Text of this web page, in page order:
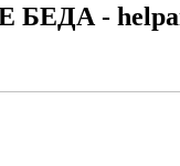
БЕДА -